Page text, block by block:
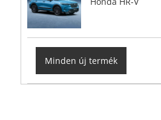
Minden új termék